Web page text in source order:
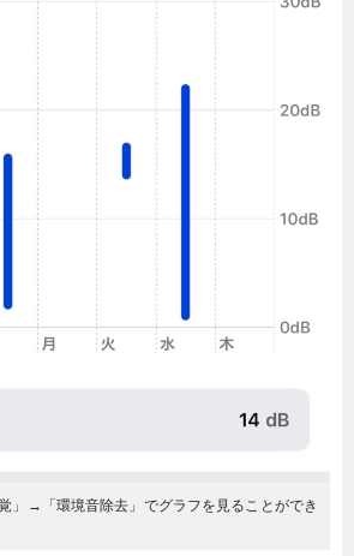
」→「環境音除去」でグラフを見ることができ